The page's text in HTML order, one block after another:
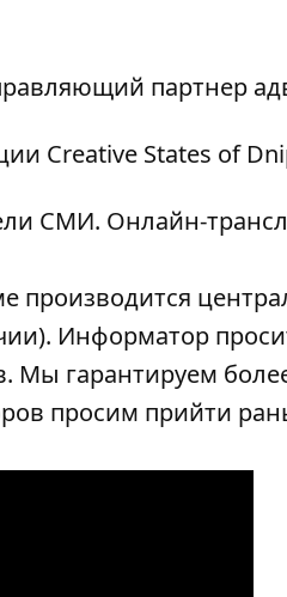
партнер
Creative States of
СМИ. Онлайн-
Информатор
Мы гарантируем
просим прийти